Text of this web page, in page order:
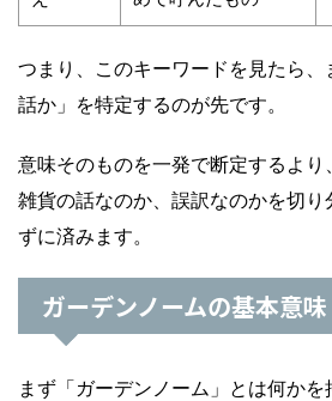
つまり、このキーワードを見たら
話か」を特定するのが先です。
意味そのものを一発で断定するより
雑貨の話なのか、誤訳なのかを切
ずに済みます。
ガーデンノームの基本意味
まず「ガーデンノーム」とは何か